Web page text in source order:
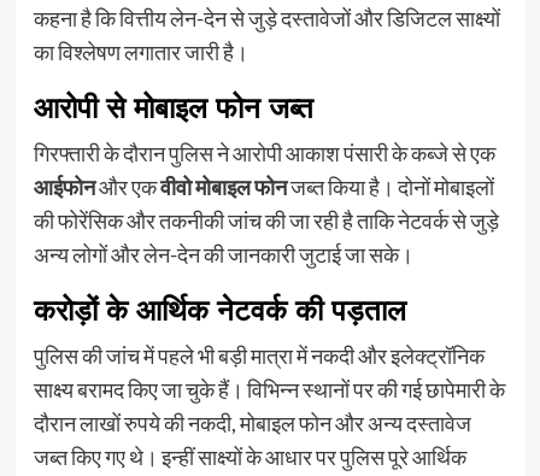
कहना है कि वित्तीय लेन-देन से जुड़े दस्तावेजों और डिजिटल साक्ष्यों
का विश्लेषण लगातार जारी है।
आरोपी से मोबाइल फोन जब्त
गिरफ्तारी के दौरान पुलिस ने आरोपी आकाश पंसारी के कब्जे से एक
आईफोनऔर एकवीवो मोबाइल फोनजब्त किया है। दोनों मोबाइलों
की फोरेंसिक और तकनीकी जांच की जा रही है ताकि नेटवर्क से जुड़े
अन्य लोगों और लेन-देन की जानकारी जुटाई जा सके।
करोड़ों के आर्थिक नेटवर्क की पड़ताल
पुलिस की जांच में पहले भी बड़ी मात्रा में नकदी और इलेक्ट्रॉनिक
साक्ष्य बरामद किए जा चुके हैं। विभिन्न स्थानों पर की गई छापेमारी के
दौरान लाखों रुपये की नकदी, मोबाइल फोन और अन्य दस्तावेज
जब्त किए गए थे। इन्हीं साक्ष्यों के आधार पर पुलिस पूरे आर्थिक